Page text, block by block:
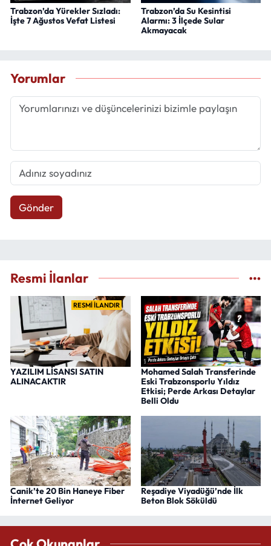
Trabzon’da Yürekler Sızladı:
İşte 7 Ağustos Vefat Listesi
Trabzon’da Su Kesintisi
Alarmı: 3 İlçede Sular
Akmayacak
Yorumlar
Gönder
Resmi İlanlar
RESMİ İLANDIR
YAZILIM LİSANSI SATIN
ALINACAKTIR
Mohamed Salah Transferinde
Eski Trabzonsporlu Yıldız
Etkisi; Perde Arkası Detaylar
Belli Oldu
Canik’te 20 Bin Haneye Fiber
İnternet Geliyor
Reşadiye Viyadüğü’nde İlk
Beton Blok Söküldü